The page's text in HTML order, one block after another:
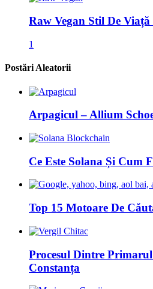
Raw Vegan Stil De Viață
1
Postări Aleatorii
Arpagicul – Allium
Ce Este Solana Și Cum
Top 15 Motoare De
Procesul Dintre
Constanța